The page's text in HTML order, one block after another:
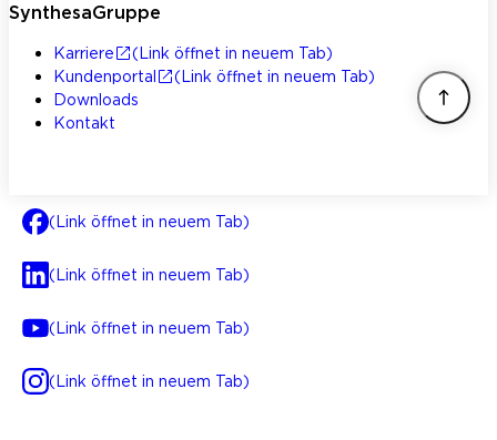
SynthesaGruppe
Karriere
(Link öffnet in neuem Tab)
Kundenportal
(Link öffnet in neuem Tab)
Downloads
Kontakt
(Link öffnet in neuem Tab)
(Link öffnet in neuem Tab)
(Link öffnet in neuem Tab)
(Link öffnet in neuem Tab)